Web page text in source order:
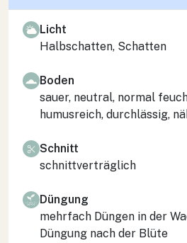
Licht
Halbschatten, Schatten
Boden
sauer, neutral, normal
humusreich, durchlässig,
Schnitt
schnittverträglich
Düngung
mehrfach Düngen in der
Düngung nach der Blüte